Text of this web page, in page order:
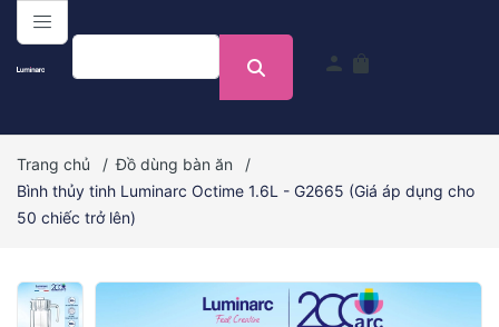
menu
person shopping_bag
Trang chủ / Đồ dùng bàn ăn
/
Bình thủy tinh Luminarc Octime 1.6L - G2665 (Giá áp dụng cho
50 chiếc trở lên)